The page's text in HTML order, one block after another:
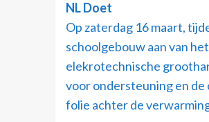
NL Doet
Op zaterdag 16 maart,
schoolgebouw aan van
elekrotechnische
voor ondersteuning en de
folie achter de